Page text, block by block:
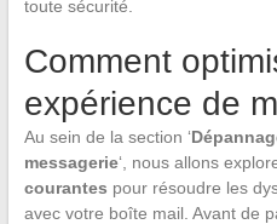
toute sécurité.
Comment
expérience de
Au sein de la section ‘
messagerie‘, nous allons
courantes pour résoudre les
avec votre boîte mail. Avant de